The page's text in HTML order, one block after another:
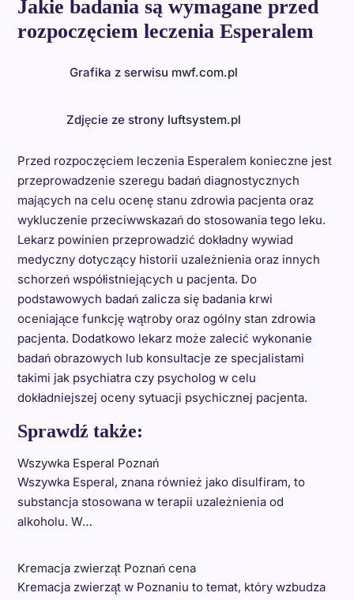
Jakie badania są wymagane przed
rozpoczęciem leczenia Esperalem
Grafika z serwisu mwf.com.pl
Zdjęcie ze strony luftsystem.pl
Przed rozpoczęciem leczenia Esperalem konieczne jest
przeprowadzenie szeregu badań diagnostycznych
mających na celu ocenę stanu zdrowia pacjenta oraz
wykluczenie przeciwwskazań do stosowania tego leku.
Lekarz powinien przeprowadzić dokładny wywiad
medyczny dotyczący historii uzależnienia oraz innych
schorzeń współistniejących u pacjenta. Do
podstawowych badań zalicza się badania krwi
oceniające funkcję wątroby oraz ogólny stan zdrowia
pacjenta. Dodatkowo lekarz może zalecić wykonanie
badań obrazowych lub konsultacje ze specjalistami
takimi jak psychiatra czy psycholog w celu
dokładniejszej oceny sytuacji psychicznej pacjenta.
Sprawdź także:
Wszywka Esperal Poznań
Wszywka Esperal, znana również jako disulfiram, to
substancja stosowana w terapii uzależnienia od
alkoholu. W…
Kremacja zwierząt Poznań cena
Kremacja zwierząt w Poznaniu to temat, który wzbudza